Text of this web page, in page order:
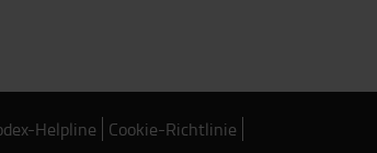
Helpline Cookie-Richtlinie